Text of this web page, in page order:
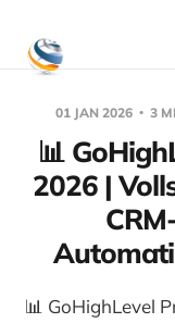
01 JAN 2026 3
📊
2026 |
📊 GoHighLevel